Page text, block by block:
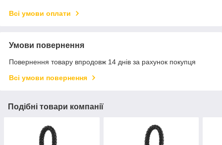
Всі умови оплати
Умови повернення
Повернення товару впродовж 14 днів за рахунок покупця
Всі умови повернення
Подібні товари компанії